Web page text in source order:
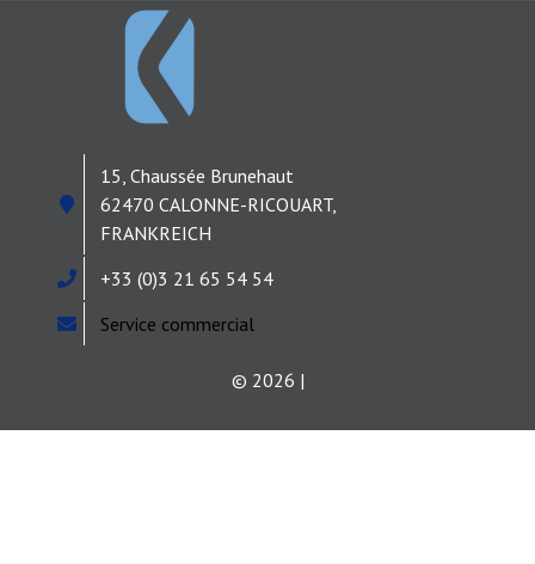
15, Chaussée Brunehaut
62470 CALONNE-RICOUART,
FRANKREICH
+33 (0)3 21 65 54 54
Service commercial
© 2026 |